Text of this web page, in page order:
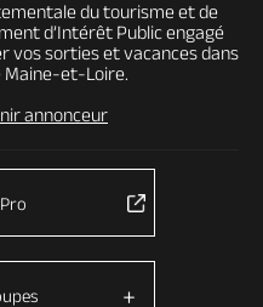
du tourisme et de
d’Intérêt Public engagé
vos sorties et vacances dans
Maine-et-Loire.
annonceur